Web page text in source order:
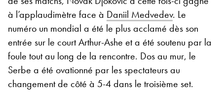
à l’applaudimètre face à Daniil Medvedev. Le
numéro un mondial a été le plus acclamé dès son
entrée sur le court Arthur-Ashe et a été soutenu par la
foule tout au long de la rencontre. Dos au mur, le
Serbe a été ovationné par les spectateurs au
changement de côté à 5-4 dans le troisième set.